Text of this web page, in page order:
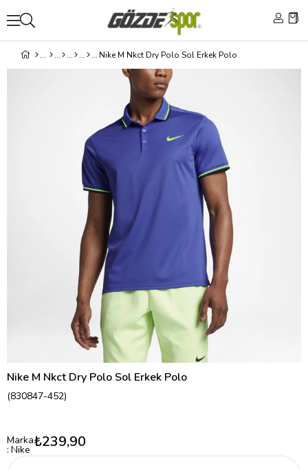
Nike M Nkct Dry Polo Sol Erkek Polo
Nike M Nkct Dry Polo Sol Erkek Polo
(830847-452)
Marka
: Nike ₺239,90